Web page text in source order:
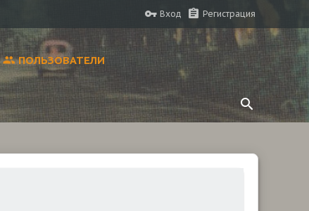
Вход Регистрация
ПОЛЬЗОВАТЕЛИ